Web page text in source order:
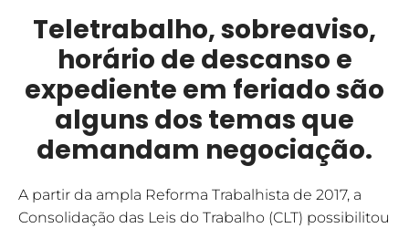
Teletrabalho, sobreaviso,
horário de descanso e
expediente em feriado são
alguns dos temas que
demandam negociação.
A partir da ampla Reforma Trabalhista de 2017, a
Consolidação das Leis do Trabalho (CLT) possibilitou